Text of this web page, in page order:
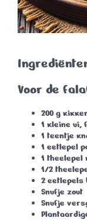
Voor de
200 g
1 kleine ui,
1 teentje
1 eetlepel
1 theelepel
1/2
2 eetlepels
Snufje zout
Snufje